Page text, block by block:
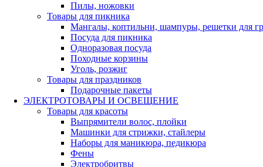
Пилы, ножовки
Товары для пикника
Мангалы, коптильни, шампуры, решетки для
Посуда для пикника
Одноразовая посуда
Походные корзины
Уголь, розжиг
Товары для праздников
Подарочные пакеты
ЭЛЕКТРОТОВАРЫ И ОСВЕЩЕНИЕ
Товары для красоты
Выпрямители волос, плойки
Машинки для стрижки, стайлеры
Наборы для маникюра, педикюра
Фены
Электробритвы